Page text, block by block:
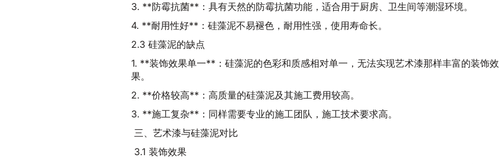
3. **防霉抗菌**：具有天然的防霉抗菌功能，适合用于厨房、卫生间等潮湿环境。
4. **耐用性好**：硅藻泥不易褪色，耐用性强，使用寿命长。
2.3 硅藻泥的缺点
1. **装饰效果单一**：硅藻泥的色彩和质感相对单一，无法实现艺术漆那样丰富的装饰效
果。
2. **价格较高**：高质量的硅藻泥及其施工费用较高。
3. **施工复杂**：同样需要专业的施工团队，施工技术要求高。
三、艺术漆与硅藻泥对比
3.1 装饰效果